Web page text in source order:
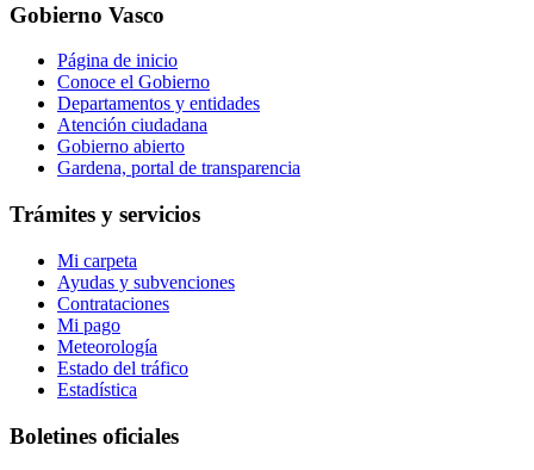
Gobierno Vasco
Página de inicio
Conoce el Gobierno
Departamentos y entidades
Atención ciudadana
Gobierno abierto
Gardena, portal de transparencia
Trámites y servicios
Mi carpeta
Ayudas y subvenciones
Contrataciones
Mi pago
Meteorología
Estado del tráfico
Estadística
Boletines oficiales